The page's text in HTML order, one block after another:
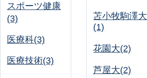
スポーツ健康
(3)
医療科(3)
医療技術(3)
苫小牧駒澤大
(1)
花園大(2)
芦屋大(2)